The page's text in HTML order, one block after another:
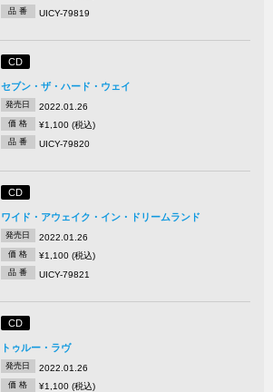
品 番 UICY-79819
CD
セブン・ザ・ハード・ウェイ
発売日 2022.01.26
価 格 ¥1,100 (税込)
品 番 UICY-79820
CD
ワイド・アウェイク・イン・ドリームランド
発売日 2022.01.26
価 格 ¥1,100 (税込)
品 番 UICY-79821
CD
トゥルー・ラヴ
発売日 2022.01.26
価 格 ¥1,100 (税込)